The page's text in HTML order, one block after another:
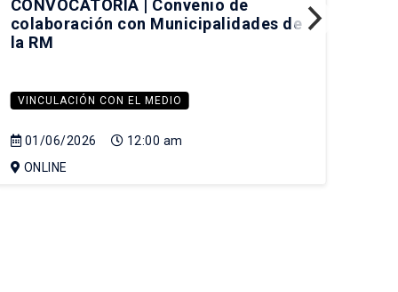
CONVOCATORIA | Convenio de
colaboración con Municipalidades de
la RM
VINCULACIÓN CON EL MEDIO
01/06/2026
12:00 am
ONLINE